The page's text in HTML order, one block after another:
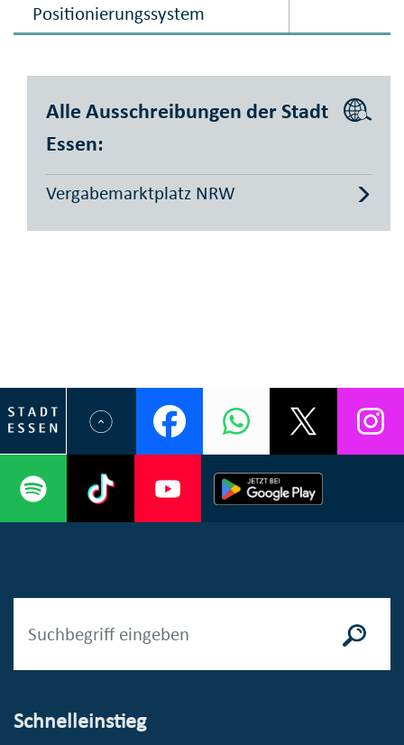
Positionierungssystem
Alle Ausschreibungen der Stadt
Essen:
Vergabemarktplatz NRW
Schnelleinstieg